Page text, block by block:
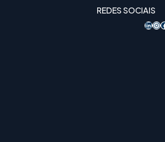
REDES SOCIAIS
LinkedIn InstagramAcesso ao Facebook